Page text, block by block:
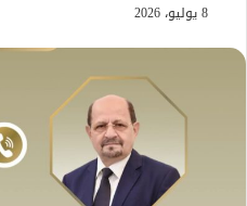
8 يوليو، 2026